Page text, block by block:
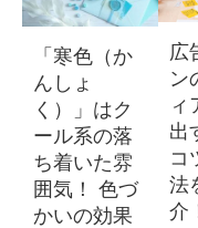
「寒色（か
んしょ
く）」はク
ール系の落
ち着いた雰
囲気！ 色づ
かいの効果
広
ン
ィ
出
コ
法
介